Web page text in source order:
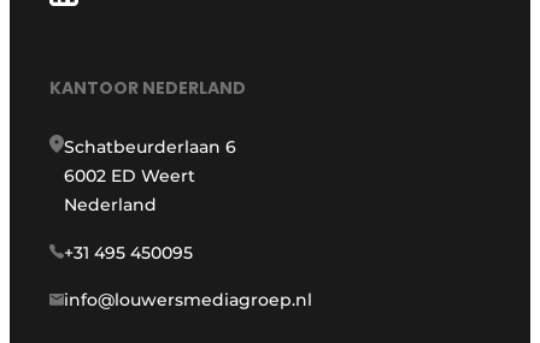
KANTOOR NEDERLAND
Schatbeurderlaan 6
6002 ED Weert
Nederland
+31 495 450095
info@louwersmediagroep.nl